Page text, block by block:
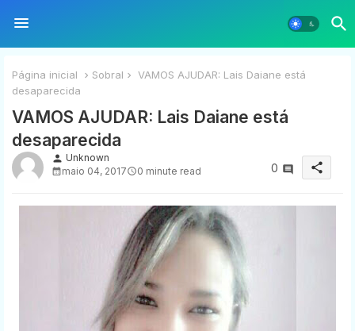
Página inicial Sobral
VAMOS AJUDAR: Lais Daiane está
desaparecida
VAMOS AJUDAR: Lais Daiane está
desaparecida
person Unknown
maio 04, 2017
0 minute read 0 share